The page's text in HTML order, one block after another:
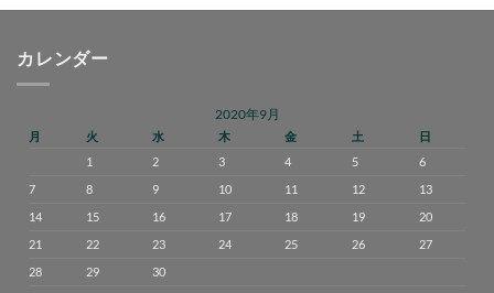
カレンダー
2020年9月
月 火 水 木 金 土
日
1
2 3 4 5
6
7
8 9 10 11 12
13
14
15 16 17 18 19
20
21
22 23 24 25 26
27
28
29 30